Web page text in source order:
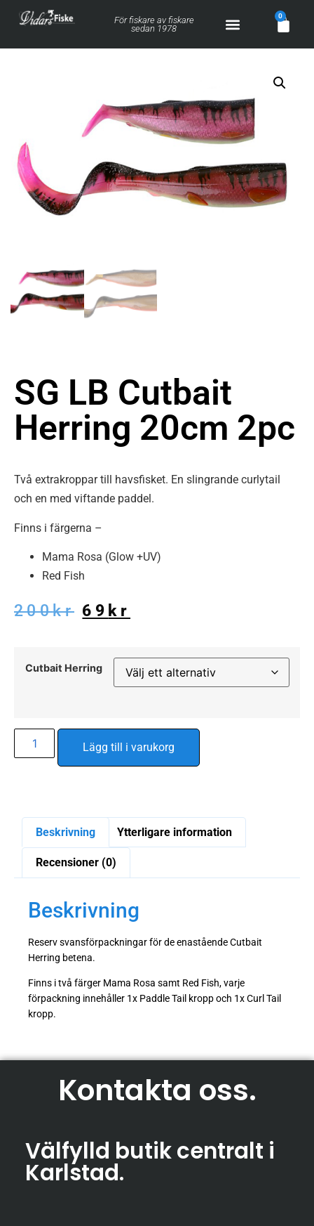
För fiskare av fiskare
sedan 1978
0
SG LB Cutbait
Herring 20cm 2pc
Två extrakroppar till havsfisket. En slingrande curlytail
och en med viftande paddel.
Finns i färgerna –
Mama Rosa (Glow +UV)
Red Fish
200kr 69 kr
Cutbait Herring
Lägg till i varukorg
Beskrivning Ytterligare information
Recensioner (0)
Beskrivning
Reserv svansförpackningar för de enastående Cutbait
Herring betena.
Finns i två färger Mama Rosa samt Red Fish, varje
förpackning innehåller 1x Paddle Tail kropp och 1x Curl Tail
kropp.
Kontakta oss.
Välfylld butik centralt i
Karlstad.